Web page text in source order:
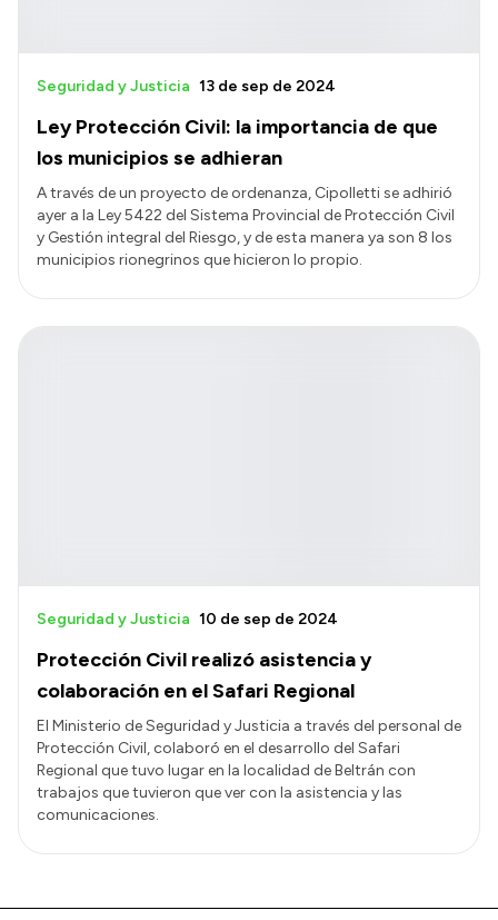
Ley Protección Civil: la importancia de que
los municipios se adhieran
Seguridad y Justicia 13 de sep de 2024
A través de un proyecto de ordenanza, Cipolletti se adhirió
ayer a la Ley 5422 del Sistema Provincial de Protección Civil
y Gestión integral del Riesgo, y de esta manera ya son 8 los
municipios rionegrinos que hicieron lo propio.
Protección Civil realizó asistencia y
colaboración en el Safari Regional
Seguridad y Justicia 10 de sep de 2024
El Ministerio de Seguridad y Justicia a través del personal de
Protección Civil, colaboró en el desarrollo del Safari
Regional que tuvo lugar en la localidad de Beltrán con
trabajos que tuvieron que ver con la asistencia y las
comunicaciones.